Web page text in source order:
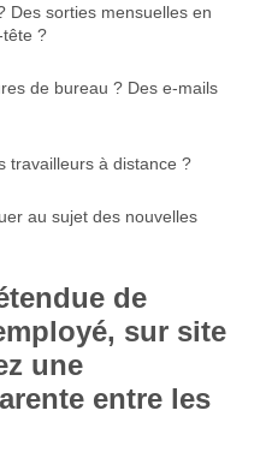
Des sorties mensuelles en
tête ?
de bureau ? Des e-mails
travailleurs à distance ?
au sujet des nouvelles
de
sur site
une
entre les